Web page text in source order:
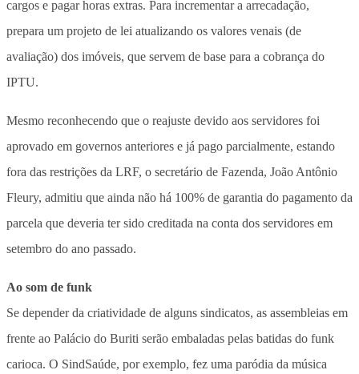
cargos e pagar horas extras. Para incrementar a arrecadação,
prepara um projeto de lei atualizando os valores venais (de
avaliação) dos imóveis, que servem de base para a cobrança do
IPTU.
Mesmo reconhecendo que o reajuste devido aos servidores foi
aprovado em governos anteriores e já pago parcialmente, estando
fora das restrições da LRF, o secretário de Fazenda, João Antônio
Fleury, admitiu que ainda não há 100% de garantia do pagamento da
parcela que deveria ter sido creditada na conta dos servidores em
setembro do ano passado.
Ao som de funk
Se depender da criatividade de alguns sindicatos, as assembleias em
frente ao Palácio do Buriti serão embaladas pelas batidas do funk
carioca. O SindSaúde, por exemplo, fez uma paródia da música